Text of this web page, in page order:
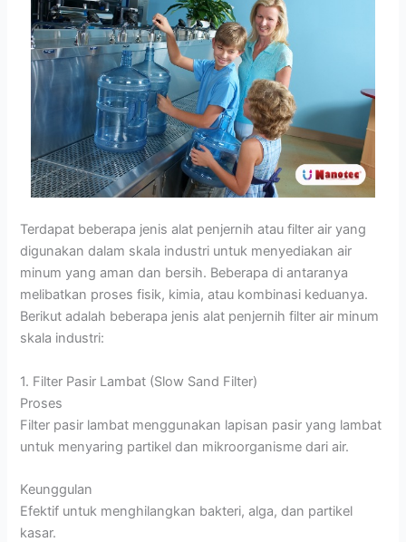
Terdapat beberapa jenis alat penjernih atau filter air yang
digunakan dalam skala industri untuk menyediakan air
minum yang aman dan bersih. Beberapa di antaranya
melibatkan proses fisik, kimia, atau kombinasi keduanya.
Berikut adalah beberapa jenis alat penjernih filter air minum
skala industri:
1. Filter Pasir Lambat (Slow Sand Filter)
Proses
Filter pasir lambat menggunakan lapisan pasir yang lambat
untuk menyaring partikel dan mikroorganisme dari air.
Keunggulan
Efektif untuk menghilangkan bakteri, alga, dan partikel
kasar.